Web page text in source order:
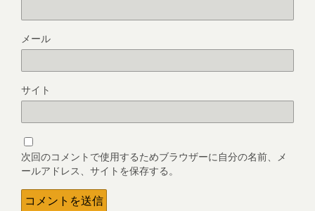
メール
サイト
次回のコメントで使用するためブラウザーに自分の名前、メ
ールアドレス、サイトを保存する。